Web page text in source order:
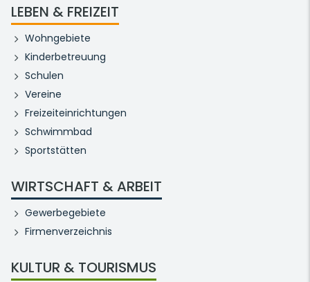
LEBEN & FREIZEIT
Wohngebiete
Kinderbetreuung
Schulen
Vereine
Freizeiteinrichtungen
Schwimmbad
Sportstätten
WIRTSCHAFT & ARBEIT
Gewerbegebiete
Firmenverzeichnis
KULTUR & TOURISMUS